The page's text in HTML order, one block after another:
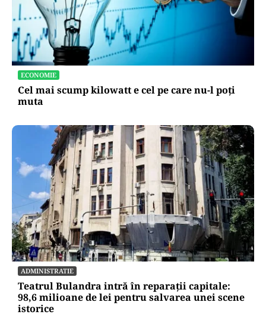
ECONOMIE
Cel mai scump kilowatt e cel pe care nu-l poți
muta
ADMINISTRATIE
Teatrul Bulandra intră în reparații capitale:
98,6 milioane de lei pentru salvarea unei scene
istorice